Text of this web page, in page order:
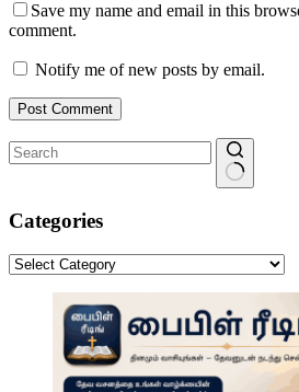
Save my name and email in this
comment.
Notify me of new posts by email.
Post Comment
results
Categories
Categories